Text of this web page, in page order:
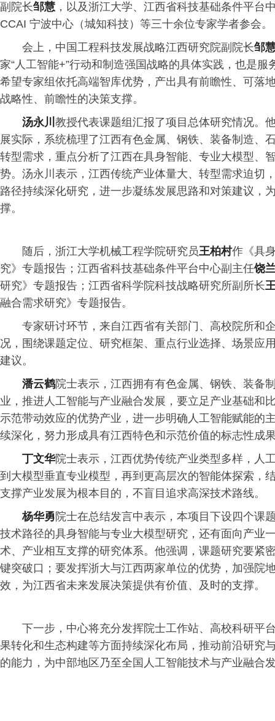
副院长邹慧 ，以及浙江大学、江西省科技基础条件平台
CCAI 宁波中心（城知科技）等三十余位专家学者参会。
会上，中国工程科技发展战略江西研究院副院长邹
家“人工智能+”行动和制造强国战略的具体实践，也是
希望专家组依托高端智库优势，产出具有前瞻性、可落
战略性、前瞻性的决策支撑。
汤永川 教授代表课题组汇报了项目总体研究情况。
展实际，系统梳理了江西有色金属、钢铁、装备制造、
转型需求，重点分析了江西在具身智能、专业大模型、
势。汤永川表示，江西传统产业体量大、转型需求迫切
路径持续深化研究，进一步凝练发展思路和对策建议，
撑。
随后，浙江大学机械工程学院研究员王柏村作《具
究》专题报告；江西省科技基础条件平台中心副主任饶
研究》专题报告；江西省科学院科技战略研究所副所长
融合需求研究》专题报告。
专家研讨环节，来自江西省有关部门、高校院所和
况，围绕课题定位、研究框架、重点行业选择、场景应
建议。
潘云鹤院士表示，江西拥有有色金属、钢铁、装备
业，推进人工智能与产业融合发展，要立足产业基础和
示范带动效应的优势产业，进一步明确人工智能赋能的
续深化，努力形成具有江西特色和示范价值的标志性成
丁文华院士表示，江西优势传统产业类型多样，人
到大模型垂直专业模型，再到更高层次的智能体探索，
支撑产业发展为根本目的，不盲目追求高深技术路线。
杨华勇 院士在总结发言中表示，本项目下设四个课
技术路径的具身智能与专业大模型研究，还有面向产业
术、产业相互支撑的研究体系。他强调，课题研究要紧
键突破口；要发挥浙大与江西两家单位的优势，加强院
效，为江西省未来发展决策提供有价值、及时的支撑。
下一步，中心将充分发挥院士工作站、高校科研平
果转化和生态构建等方面持续深化布局，推动前沿研究
的能力，为中部地区乃至全国人工智能技术与产业融合